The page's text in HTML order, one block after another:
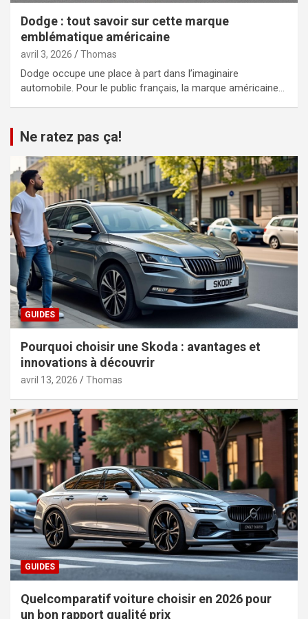
Dodge : tout savoir sur cette marque
emblématique américaine
avril 3, 2026 Thomas
Dodge occupe une place à part dans l’imaginaire
automobile. Pour le public français, la marque américaine…
Ne ratez pas ça!
GUIDES
Pourquoi choisir une Skoda : avantages et
innovations à découvrir
avril 13, 2026 Thomas
GUIDES
Quelcomparatif voiture choisir en 2026 pour
un bon rapport qualité prix